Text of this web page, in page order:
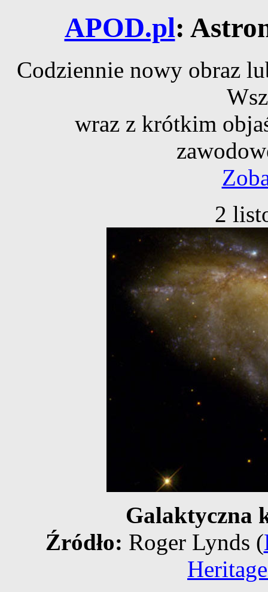
APOD.pl:
Codziennie nowy obraz
wraz z krótkim
2
Galaktyczna
Źródło: Roger Lynds (